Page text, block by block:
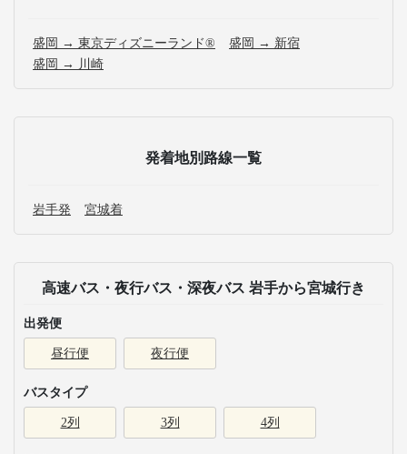
盛岡 → 東京ディズニーランド®
盛岡 → 新宿
盛岡 → 川崎
発着地別路線一覧
岩手発 宮城着
高速バス・夜行バス・深夜バス 岩手から宮城行き
出発便
昼行便 夜行便
バスタイプ
2列 3列 4列